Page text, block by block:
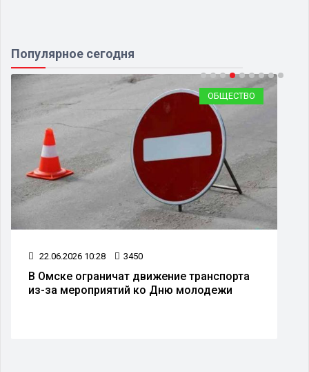
Популярное сегодня
ОБЩЕСТВО
22.06.2026 10:28 3450
В Омске ограничат движение транспорта
из-за мероприятий ко Дню молодежи